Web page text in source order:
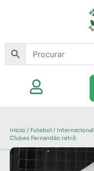
Início / Futebol / Internacional
Clubes Fernandão retrô